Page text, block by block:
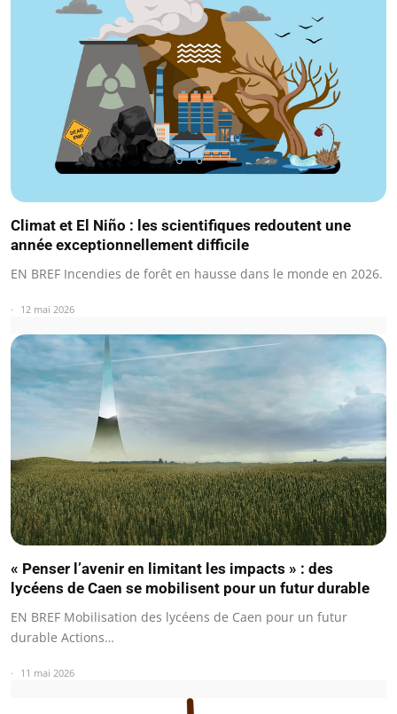
Climat et El Niño : les scientifiques redoutent une
année exceptionnellement difficile
EN BREF Incendies de forêt en hausse dans le monde en 2026.
12 mai 2026
« Penser l’avenir en limitant les impacts » : des
lycéens de Caen se mobilisent pour un futur durable
EN BREF Mobilisation des lycéens de Caen pour un futur
durable Actions…
11 mai 2026